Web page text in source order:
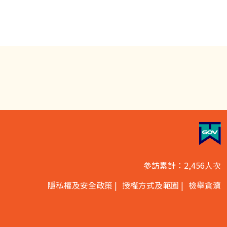
參訪累計：2,456人次
隱私權及安全政策
授權方式及範圍 檢舉貪瀆